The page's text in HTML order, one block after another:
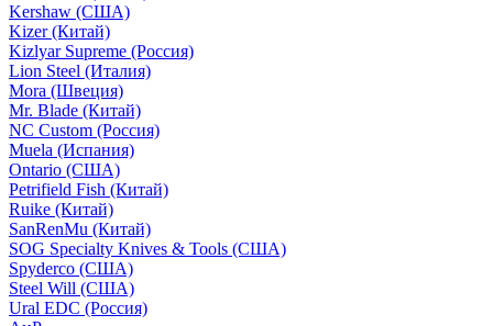
Kershaw (США)
Kizer (Китай)
Kizlyar Supreme (Россия)
Lion Steel (Италия)
Mora (Швеция)
Mr. Blade (Китай)
NC Custom (Россия)
Muela (Испания)
Ontario (США)
Petrifield Fish (Китай)
Ruike (Китай)
SanRenMu (Китай)
SOG Specialty Knives & Tools (США)
Spyderco (США)
Steel Will (США)
Ural EDC (Россия)